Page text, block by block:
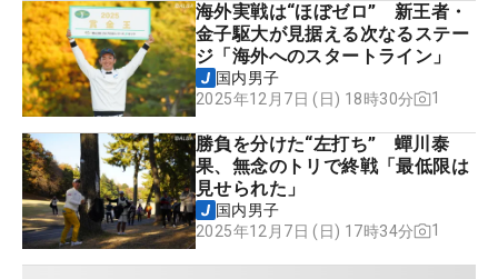
海外実戦は“ほぼゼロ” 新王者・
金子駆大が見据える次なるステー
ジ「海外へのスタートライン」
国内男子
2025年12月7日 (日) 18時30分
1
勝負を分けた“左打ち” 蟬川泰
果、無念のトリで終戦「最低限は
見せられた」
国内男子
2025年12月7日 (日) 17時34分
1